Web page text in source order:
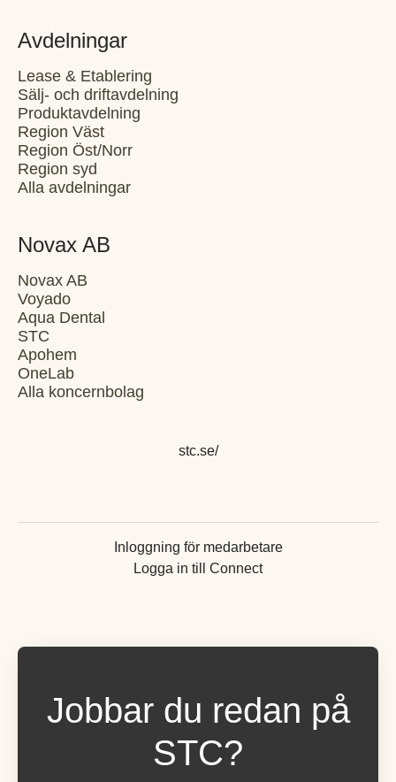
Avdelningar
Lease & Etablering
Sälj- och driftavdelning
Produktavdelning
Region Väst
Region Öst/Norr
Region syd
Alla avdelningar
Novax AB
Novax AB
Voyado
Aqua Dental
STC
Apohem
OneLab
Alla koncernbolag
stc.se/
Inloggning för medarbetare
Logga in till Connect
Jobbar du redan på
STC?